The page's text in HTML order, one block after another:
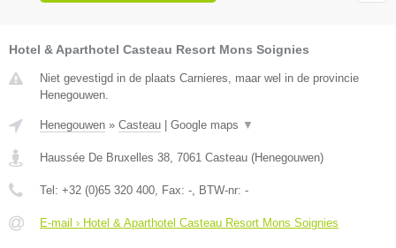
Hotel & Aparthotel Casteau Resort Mons Soignies
Niet gevestigd in de plaats Carnieres, maar wel in de provincie
Henegouwen.
Henegouwen » Casteau Google maps ▼
Haussée De Bruxelles 38, 7061 Casteau (Henegouwen)
Tel: +32 (0)65 320 400, Fax: -, BTW-nr: -
E-mail › Hotel & Aparthotel Casteau Resort Mons Soignies